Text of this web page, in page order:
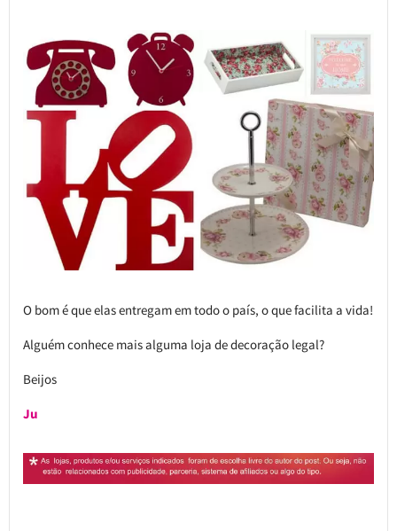
O bom é que elas entregam em todo o país, o que facilita a vida!
Alguém conhece mais alguma loja de decoração legal?
Beijos
Ju